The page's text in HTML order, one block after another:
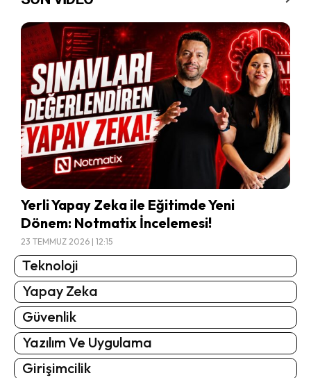
Yerli Yapay Zeka ile Eğitimde Yeni
Dönem: Notmatix İncelemesi!
23 TEMMUZ 2026 | 12:15
Teknoloji
Yapay Zeka
Güvenlik
Yazılım Ve Uygulama
Girişimcilik